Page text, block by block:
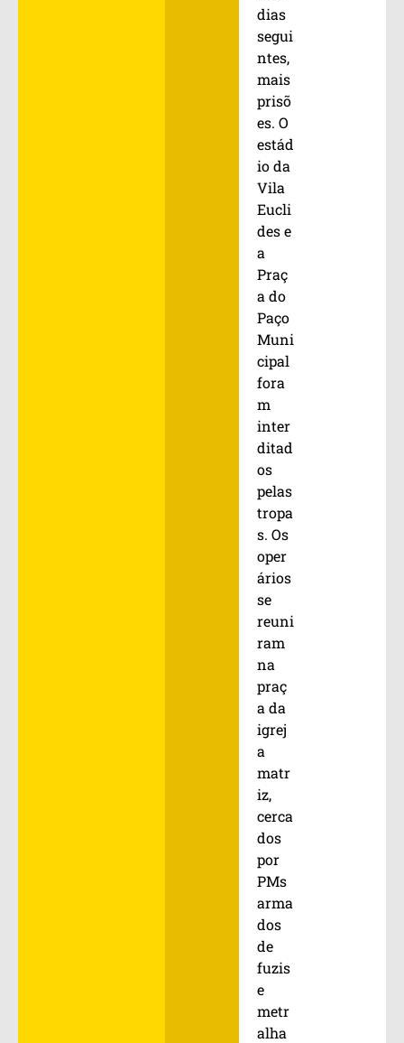
dias
segui
ntes,
mais
prisõ
es. O
estád
io da
Vila
Eucli
des e
a
Praç
a do
Paço
Muni
cipal
fora
m
inter
ditad
os
pelas
tropa
s. Os
oper
ários
se
reuni
ram
na
praç
a da
igrej
a
matr
iz,
cerca
dos
por
PMs
arma
dos
de
fuzis
e
metr
alha